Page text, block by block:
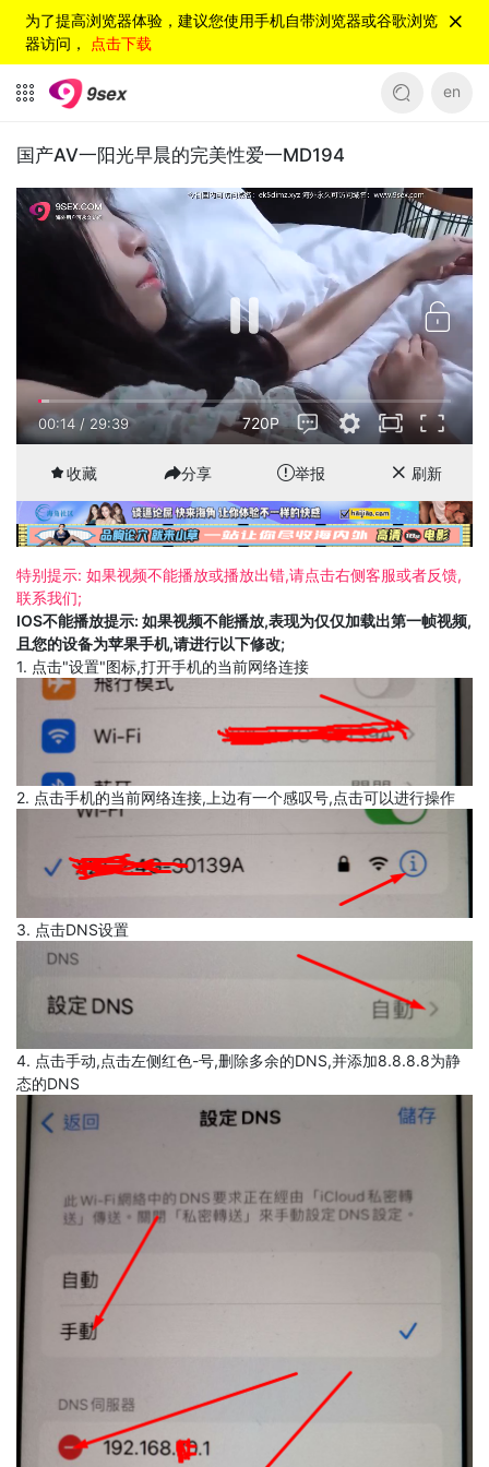
为了提高浏览器体验，建议您使用手机自带浏览器或谷歌浏览
器访问， 点击下载
en
国产AV一阳光早晨的完美性爱一MD194
00:15 / 29:39 720P
收藏 分享 举报 刷新
特别提示: 如果视频不能播放或播放出错,请点击右侧客服或者反馈,
联系我们;
IOS不能播放提示: 如果视频不能播放,表现为仅仅加载出第一帧视频,
且您的设备为苹果手机,请进行以下修改;
1. 点击"设置"图标,打开手机的当前网络连接
2. 点击手机的当前网络连接,上边有一个感叹号,点击可以进行操作
3. 点击DNS设置
4. 点击手动,点击左侧红色-号,删除多余的DNS,并添加8.8.8.8为静
态的DNS